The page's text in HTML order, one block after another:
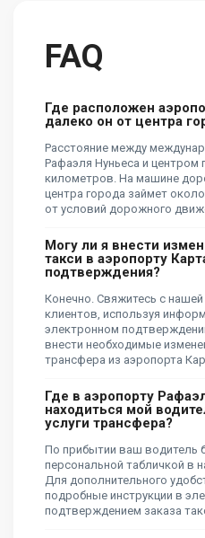
FAQ
Где расположен
далеко он от центра
Расстояние между
Рафаэля Нуньеса и центром
километров. На машине
центра города займет
от условий дорожного
Могу ли я внести
такси в аэропорту
подтверждения?
Конечно. Свяжитесь с
клиентов, используя
электронном
внести необходимые
трансфера из аэропорта
Где в аэропорту
находиться мой
услуги трансфера?
По прибытии ваш водитель
персональной табличкой в
Для дополнительного
подробные инструкции в
подтверждением заказа